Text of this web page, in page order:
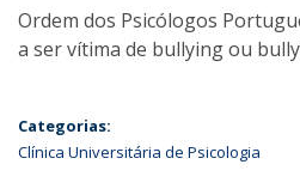
Ordem dos Psicólogos
a ser vítima de bullying ou
Categorias:
Clínica Universitária de Psicologia